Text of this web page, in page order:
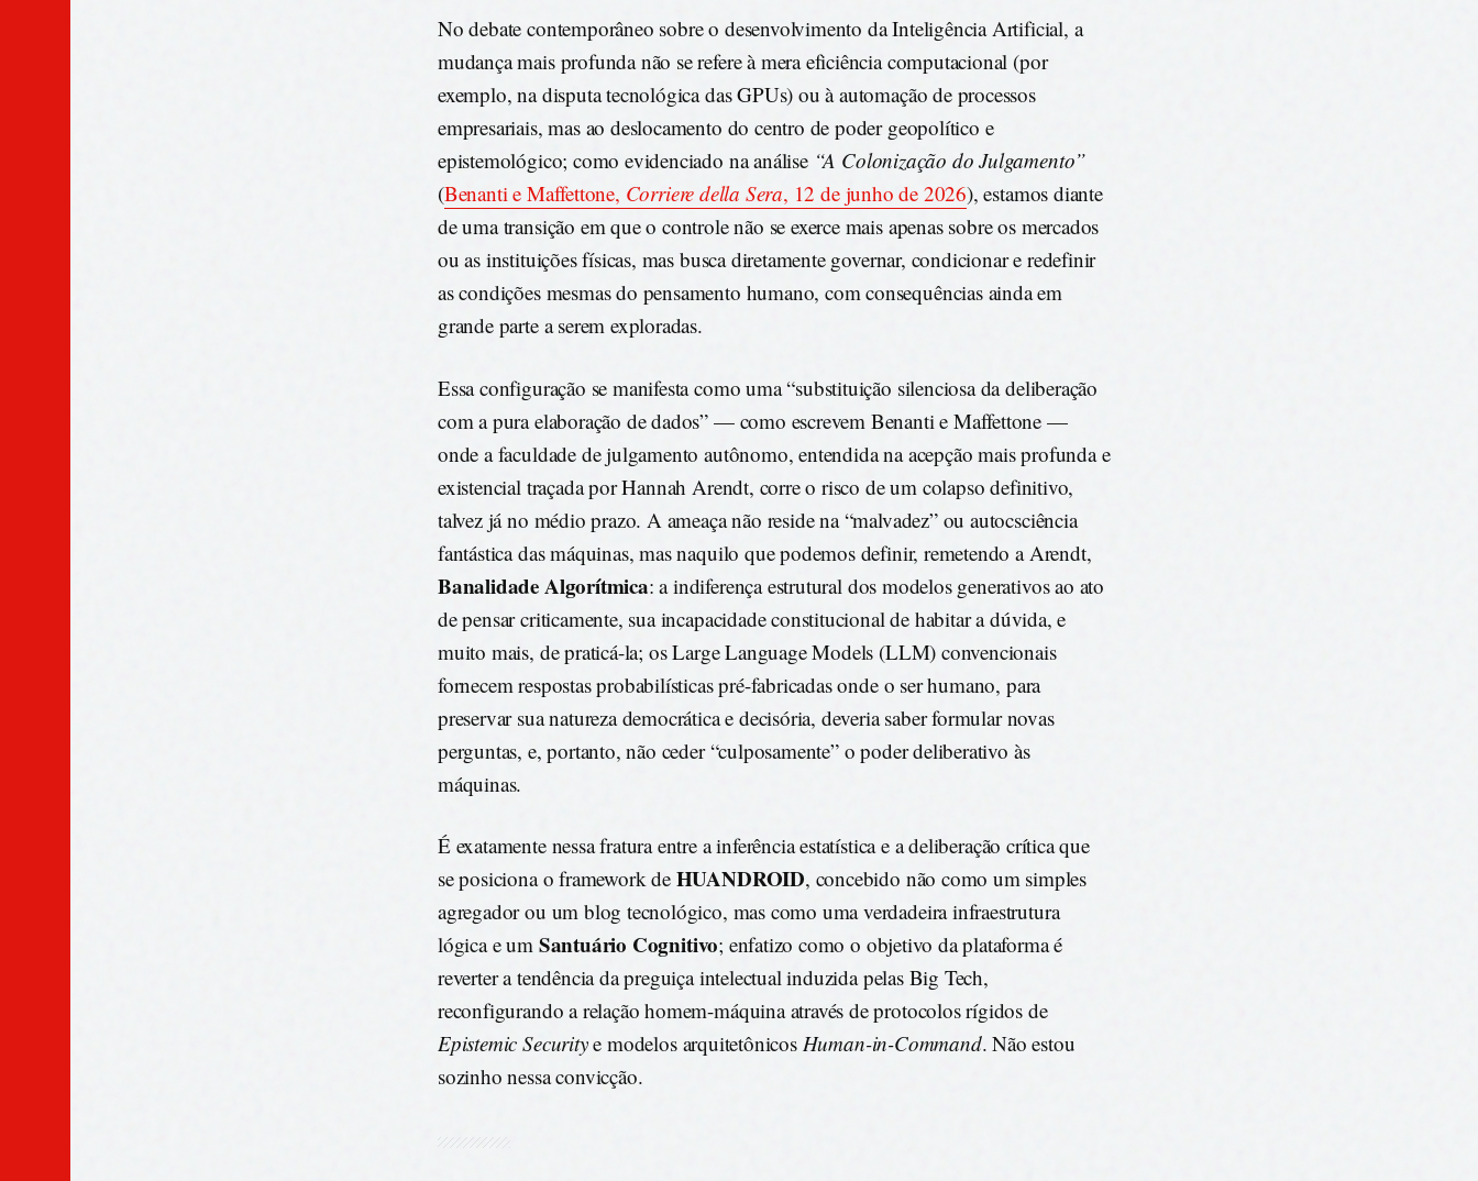
No debate contemporâneo sobre o desenvolvimento da Inteligência Artificial, a
mudança mais profunda não se refere à mera eficiência computacional (por
exemplo, na disputa tecnológica das GPUs) ou à automação de processos
empresariais, mas ao deslocamento do centro de poder geopolítico e
epistemológico; como evidenciado na análise “A Colonização do Julgamento”
(Benanti e Maffettone, Corriere della Sera, 12 de junho de 2026), estamos diante
de uma transição em que o controle não se exerce mais apenas sobre os mercados
ou as instituições físicas, mas busca diretamente governar, condicionar e redefinir
as condições mesmas do pensamento humano, com consequências ainda em
grande parte a serem exploradas.
Essa configuração se manifesta como uma “substituição silenciosa da deliberação
com a pura elaboração de dados” — como escrevem Benanti e Maffettone —
onde a faculdade de julgamento autônomo, entendida na acepção mais profunda e
existencial traçada por Hannah Arendt, corre o risco de um colapso definitivo,
talvez já no médio prazo. A ameaça não reside na “malvadez” ou autocsciência
fantástica das máquinas, mas naquilo que podemos definir, remetendo a Arendt,
Banalidade Algorítmica: a indiferença estrutural dos modelos generativos ao ato
de pensar criticamente, sua incapacidade constitucional de habitar a dúvida, e
muito mais, de praticá-la; os Large Language Models (LLM) convencionais
fornecem respostas probabilísticas pré-fabricadas onde o ser humano, para
preservar sua natureza democrática e decisória, deveria saber formular novas
perguntas, e, portanto, não ceder “culposamente” o poder deliberativo às
máquinas.
É exatamente nessa fratura entre a inferência estatística e a deliberação crítica que
se posiciona o framework de HUANDROID, concebido não como um simples
agregador ou um blog tecnológico, mas como uma verdadeira infraestrutura
lógica e um Santuário Cognitivo; enfatizo como o objetivo da plataforma é
reverter a tendência da preguiça intelectual induzida pelas Big Tech,
reconfigurando a relação homem-máquina através de protocolos rígidos de
Epistemic Securitye modelos arquitetônicos Human-in-Command. Não estou
sozinho nessa convicção.